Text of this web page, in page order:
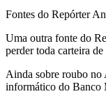
Fontes do Repórter
Uma outra fonte do
perder toda carteira
Ainda sobre roubo no
informático do Banco